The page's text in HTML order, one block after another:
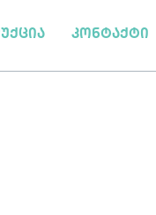
კონტაქტი